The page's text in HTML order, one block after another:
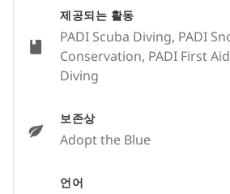
제공되는 활동
PADI Scuba Diving, PADI
Conservation, PADI First
Diving
보존상
Adopt the Blue
언어